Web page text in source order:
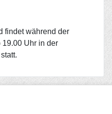
findet während der
Uhr in der